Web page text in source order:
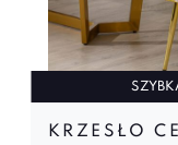
KRZESŁO